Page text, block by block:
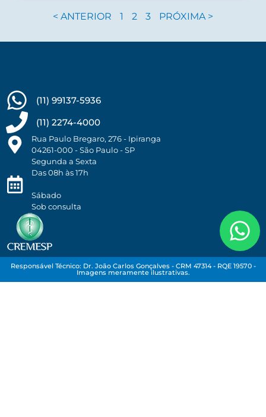
< ANTERIOR 1 2 3 PRÓXIMA >
(11) 99137-5936
(11) 2274-4000
Rua Paulo Bregaro, 276 - Ipiranga
04261-000 - São Paulo - SP
Segunda a Sexta
Das 08h às 17h
Sábado
Sob consulta
Responsável Técnico: Dr. João Carlos Gonçalves - CRM 47314 - RQE 19570 -
Imagens meramente ilustrativas.